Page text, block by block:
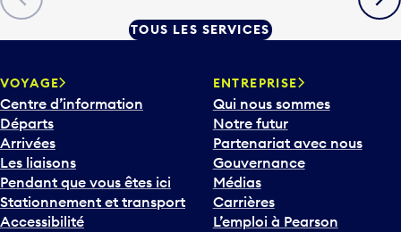
TOUS LES SERVICES
VOYAGE
Centre d’information
Départs
Arrivées
Les liaisons
Pendant que vous êtes ici
Stationnement et transport
Accessibilité
ENTREPRISE
Qui nous sommes
Notre futur
Partenariat avec nous
Gouvernance
Médias
Carrières
L’emploi à Pearson